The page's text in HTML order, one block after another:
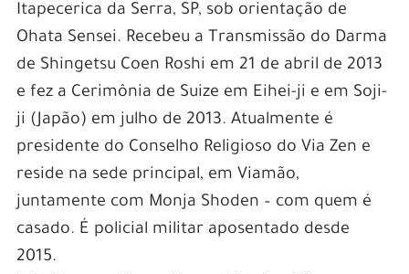
Itapecerica da Serra, SP, sob orientação de
Ohata Sensei. Recebeu a Transmissão do Darma
de Shingetsu Coen Roshi em 21 de abril de 2013
e fez a Cerimônia de Suize em Eihei-ji e em Soji-
ji (Japão) em julho de 2013. Atualmente é
presidente do Conselho Religioso do Via Zen e
reside na sede principal, em Viamão,
juntamente com Monja Shoden – com quem é
casado. É policial militar aposentado desde
2015.